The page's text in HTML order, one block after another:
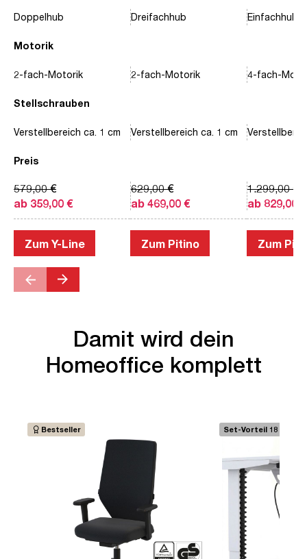
Motorik
Stellschrauben
Preis
Doppelhub
2-fach-Motorik
Verstellbereich ca. 1 cm
ab 359,00 €
579,00 €
Zum Y-Line
Dreifachhub
2-fach-Motorik
Verstellbereich ca. 1 cm
ab 469,00 €
629,00 €
Zum Pitino
Einfachhub
4-fach-
ab 829,00 €
1.299,00 €
Zum
Damit wird dein
Homeoffice komplett
Bestseller Set-Vorteil 18 €